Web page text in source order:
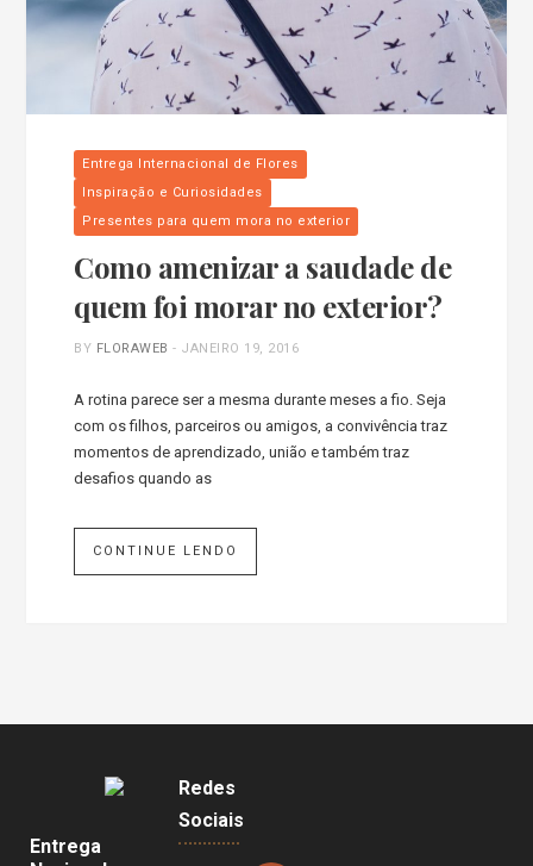
Entrega Internacional de Flores
Inspiração e Curiosidades
Presentes para quem mora no exterior
Como amenizar a saudade de
quem foi morar no exterior?
BY FLORAWEB - JANEIRO 19, 2016
A rotina parece ser a mesma durante meses a fio. Seja
com os filhos, parceiros ou amigos, a convivência traz
momentos de aprendizado, união e também traz
desafios quando as
CONTINUE LENDO
Entrega
Redes
Sociais